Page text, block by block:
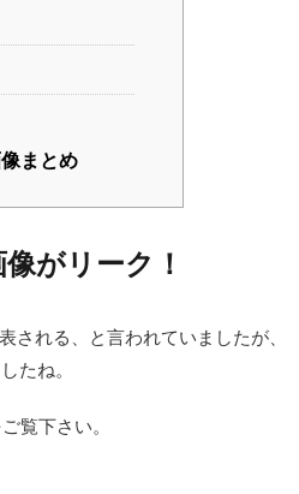
まとめ
がリーク！
れる、と言われていましたが、
たね。
覧下さい。